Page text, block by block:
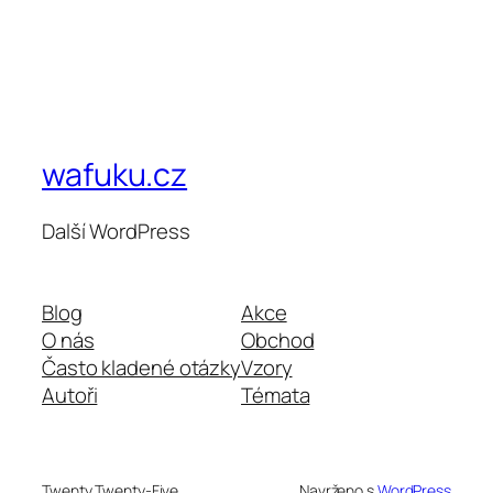
wafuku.cz
Další WordPress
Blog
O nás
Často kladené otázky
Autoři
Akce
Obchod
Vzory
Témata